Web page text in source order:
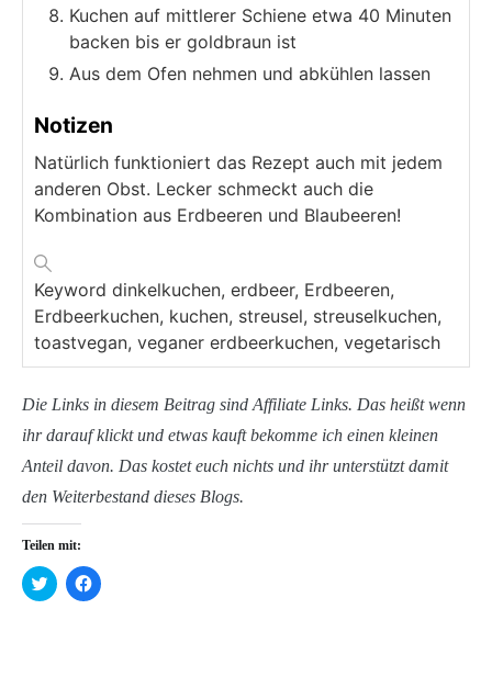
Kuchen auf mittlerer Schiene etwa 40 Minuten
backen bis er goldbraun ist
Aus dem Ofen nehmen und abkühlen lassen
Notizen
Natürlich funktioniert das Rezept auch mit jedem
anderen Obst. Lecker schmeckt auch die
Kombination aus Erdbeeren und Blaubeeren!
Keyword dinkelkuchen, erdbeer, Erdbeeren,
Erdbeerkuchen, kuchen, streusel, streuselkuchen,
toastvegan, veganer erdbeerkuchen, vegetarisch
Die Links in diesem Beitrag sind Affiliate Links. Das heißt wenn
ihr darauf klickt und etwas kauft bekomme ich einen kleinen
Anteil davon. Das kostet euch nichts und ihr unterstützt damit
den Weiterbestand dieses Blogs.
Teilen mit:
Klick,
um
Klick,
um